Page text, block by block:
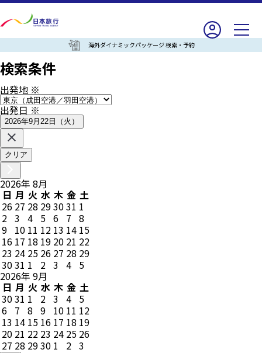
海外ダイナミックパッケージ 検索・予約
検索条件
出発地 ※
出発日※
2026年9月22日（火）
クリア
2026年 8月
日 月 火 水 木 金 土
26 27 28 293031 1
2 3 4 5 6 7 8
9 10 11 12 13 14 15
16 17 18 19 20 21 22
23 24 25 26 27 28 29
3031 1 2 3 4 5
2026年 9月
日 月 火 水 木 金 土
3031 1 2 3 4 5
6 7 8 9 10 11 12
13 14 15 16 17 18 19
20 21 22 23 24 25 26
27 28 2930 1 2 3